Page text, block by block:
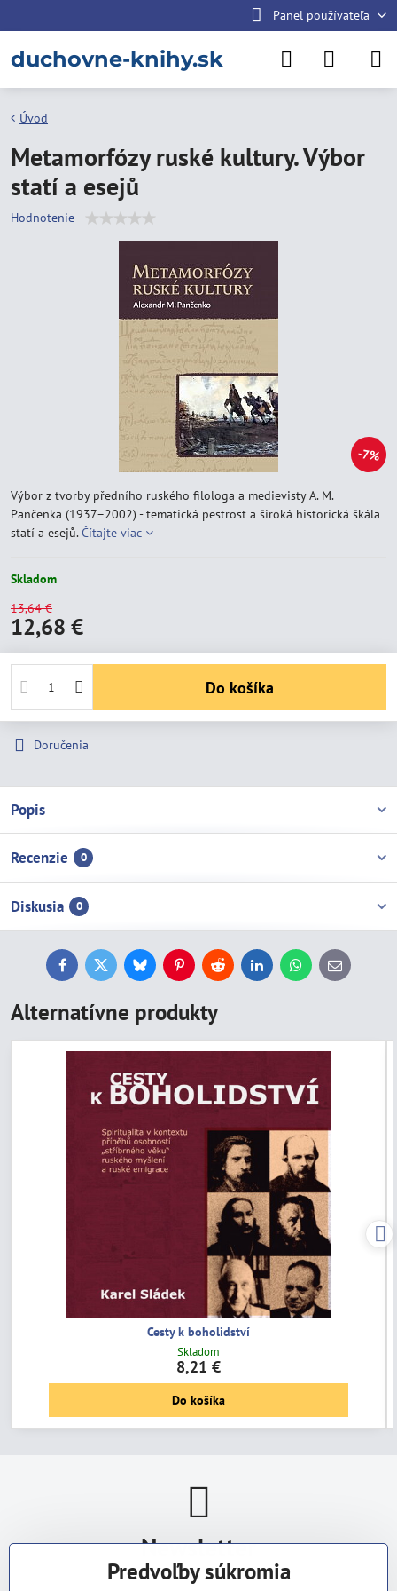
Panel používateľa
duchovne-knihy.sk
7%
Úvod
Metamorfózy ruské kultury. Výbor
statí a esejů
Hodnotenie
Výbor z tvorby předního ruského filologa a medievisty A. M.
Pančenka (1937–2002) - tematická pestrost a široká historická škála
statí a esejů.Čítajte viac
Skladom
13,64 €
12,68 €
Do košíka
Doručenia
Popis
Recenzie 0
Diskusia 0
FacebookTwitterBlueskyPinterestReddit LinkedInWhatsApp
E-
mail
Alternatívne produkty
Cesty k boholidství
Skladom
8,21 €
Do košíka
Newsletter
Odoberať naše novinky:
Predvoľby súkromia